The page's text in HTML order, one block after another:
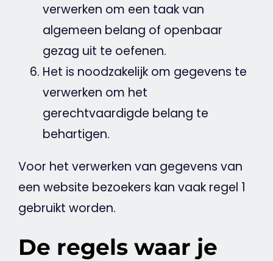
verwerken om een taak van
algemeen belang of openbaar
gezag uit te oefenen.
Het is noodzakelijk om gegevens te
verwerken om het
gerechtvaardigde belang te
behartigen.
Voor het verwerken van gegevens van
een website bezoekers kan vaak regel 1
gebruikt worden.
De regels waar je